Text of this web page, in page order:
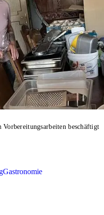
beschäftigt
Gastronomie